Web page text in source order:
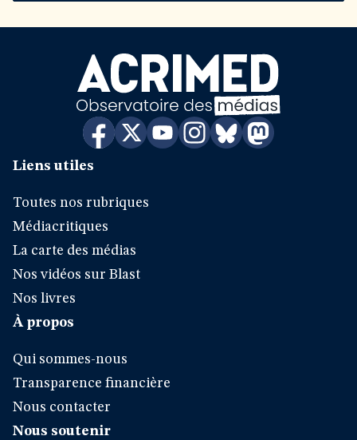
Liens utiles
Toutes nos rubriques
Médiacritiques
La carte des médias
Nos vidéos sur Blast
Nos livres
À propos
Qui sommes-nous
Transparence financière
Nous contacter
Nous soutenir